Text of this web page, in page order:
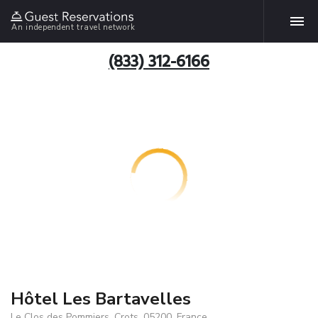
An independent travel network
(833) 312-6166
Hôtel Les Bartavelles